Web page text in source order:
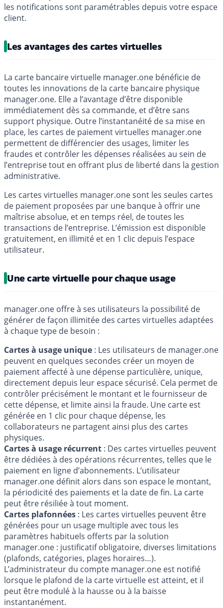
les notifications sont paramétrables depuis votre espace
client.
Les avantages des cartes virtuelles
La carte bancaire virtuelle manager.one bénéficie de
toutes les innovations de la carte bancaire physique
manager.one. Elle a l’avantage d’être disponible
immédiatement dès sa commande, et d’être sans
support physique. Outre l’instantanéité de sa mise en
place, les cartes de paiement virtuelles manager.one
permettent de différencier des usages, limiter les
fraudes et contrôler les dépenses réalisées au sein de
l’entreprise tout en offrant plus de liberté dans la gestion
administrative.
Les cartes virtuelles manager.one sont les seules cartes
de paiement proposées par une banque à offrir une
maîtrise absolue, et en temps réel, de toutes les
transactions de l’entreprise. L’émission est disponible
gratuitement, en illimité et en 1 clic depuis l’espace
utilisateur.
Une carte virtuelle pour chaque usage
manager.one offre à ses utilisateurs la possibilité de
générer de façon illimitée des cartes virtuelles adaptées
à chaque type de besoin :
Cartes à usage unique : Les utilisateurs de manager.one
peuvent en quelques secondes créer un moyen de
paiement affecté à une dépense particulière, unique,
directement depuis leur espace sécurisé. Cela permet de
contrôler précisément le montant et le fournisseur de
cette dépense, et limite ainsi la fraude. Une carte est
générée en 1 clic pour chaque dépense, les
collaborateurs ne partagent ainsi plus des cartes
physiques.
Cartes à usage récurrent : Des cartes virtuelles peuvent
être dédiées à des opérations récurrentes, telles que le
paiement en ligne d’abonnements. L’utilisateur
manager.one définit alors dans son espace le montant,
la périodicité des paiements et la date de fin. La carte
peut être résiliée à tout moment.
Cartes plafonnées : Les cartes virtuelles peuvent être
générées pour un usage multiple avec tous les
paramètres habituels offerts par la solution
manager.one : justificatif obligatoire, diverses limitations
(plafonds, catégories, plages horaires…).
L’administrateur du compte manager.one est notifié
lorsque le plafond de la carte virtuelle est atteint, et il
peut être modulé à la hausse ou à la baisse
instantanément.